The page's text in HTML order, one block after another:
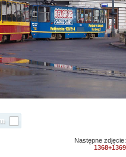
Następne zdjęcie:
1368+1369